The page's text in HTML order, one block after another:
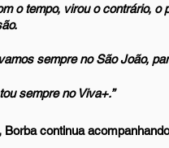
o tempo, virou o contrário,
sempre no São João,
sempre no Viva+.”
continua